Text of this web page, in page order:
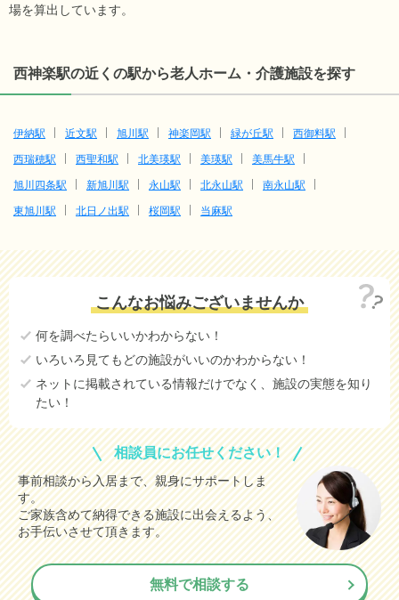
場を算出しています。
西神楽駅の近くの駅から老人ホーム・介護施設を探す
伊納駅 近文駅 旭川駅 神楽岡駅 緑が丘駅
西御料駅
西瑞穂駅
西聖和駅 北美瑛駅 美瑛駅
美馬牛駅
旭川四条駅
新旭川駅 永山駅 北永山駅
南永山駅
東旭川駅
北日ノ出駅 桜岡駅 当麻駅
こんなお悩みございませんか
何を調べたらいいかわからない！
いろいろ見てもどの施設がいいのかわからない！
ネットに掲載されている情報だけでなく、施設の実態を知り
たい！
相談員にお任せください！
事前相談から入居まで、親身にサポートしま
す。
ご家族含めて納得できる施設に出会えるよう、
お手伝いさせて頂きます。
無料で相談する